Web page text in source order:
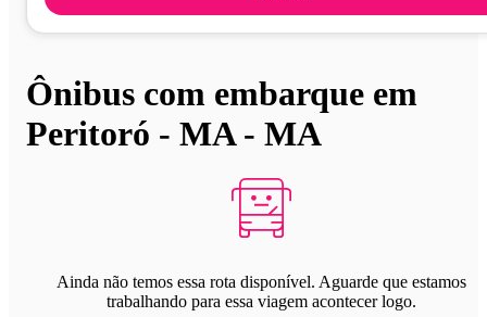
Ônibus com embarque em
Peritoró - MA - MA
Ainda não temos essa rota disponível. Aguarde que estamos
trabalhando para essa viagem acontecer logo.